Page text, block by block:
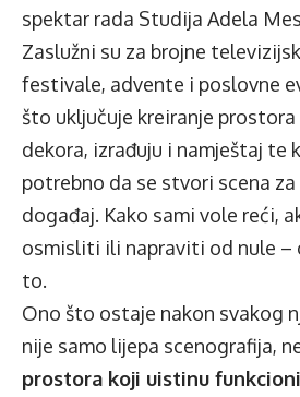
spektar rada Studija Adela
Zaslužni su za brojne
festivale, advente i poslovne
što uključuje kreiranje
dekora, izrađuju i namještaj te
potrebno da se stvori scena
događaj. Kako sami vole reći,
osmisliti ili napraviti od nule –
to.
Ono što ostaje nakon svakog
nije samo lijepa scenografija,
prostora koji uistinu